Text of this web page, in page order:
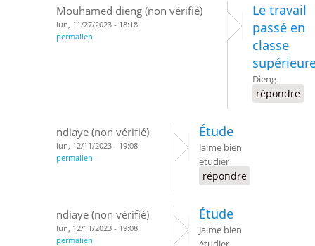
Mouhamed dieng (non vérifié)
lun, 11/27/2023 - 18:18
permalien
Le travail
passé en
classe
Dieng
répondre
ndiaye (non vérifié)
lun, 12/11/2023 - 19:08
permalien
Étude
Jaime bien
étudier
répondre
ndiaye (non vérifié)
lun, 12/11/2023 - 19:08
permalien
Étude
Jaime bien